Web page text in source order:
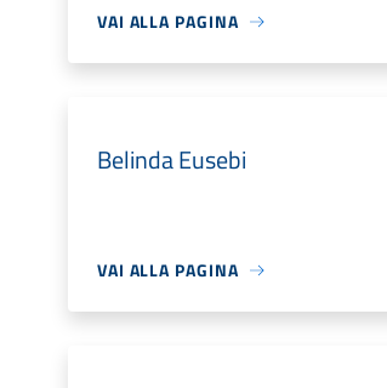
VAI ALLA PAGINA
Belinda Eusebi
VAI ALLA PAGINA